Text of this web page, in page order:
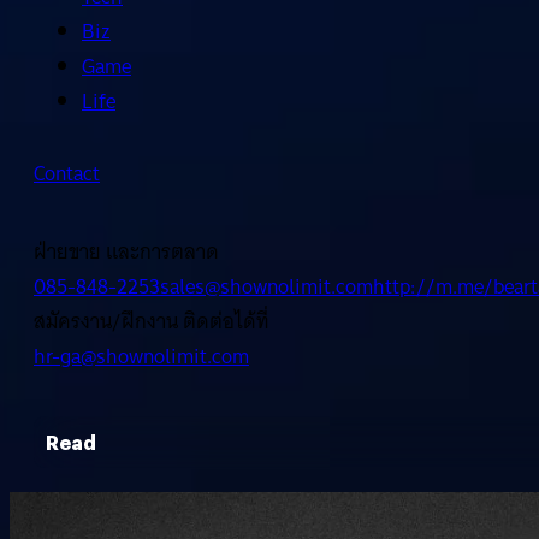
Biz
Game
Life
Contact
ฝ่ายขาย และการตลาด
085-848-2253sales@shownolimit.comhttp://m.me/
สมัครงาน/ฝึกงาน ติดต่อได้ที่
hr-ga@shownolimit.com
Read